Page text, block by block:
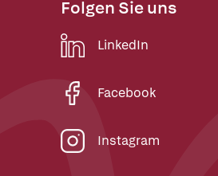
Folgen Sie uns
LinkedIn
Facebook
Instagram